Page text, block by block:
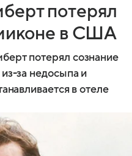
потерял
в США
потерял сознание
за недосыпа и
в отеле